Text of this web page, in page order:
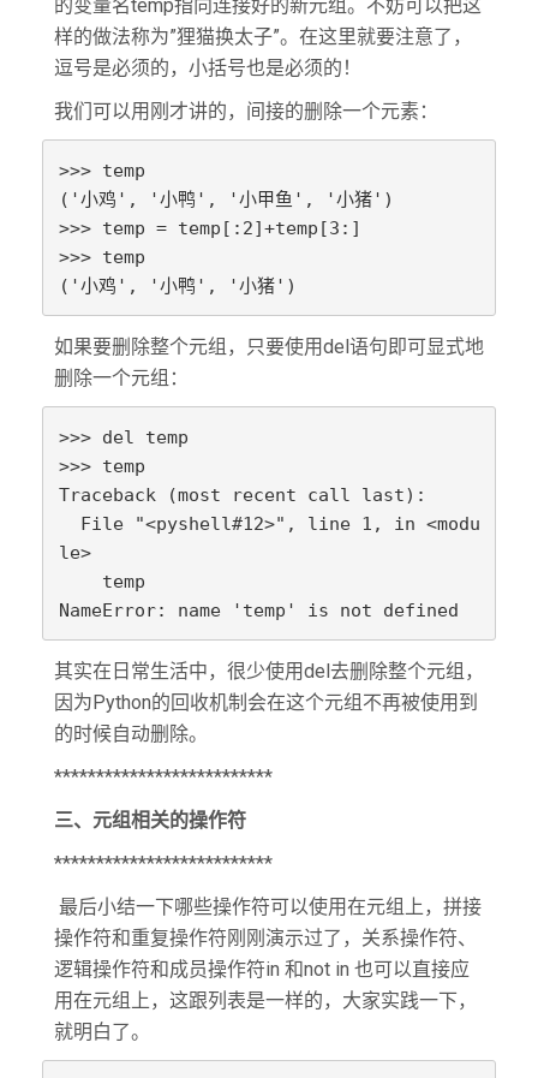
的变量名temp指向连接好的新元组。不妨可以把这
样的做法称为”狸猫换太子”。在这里就要注意了，
逗号是必须的，小括号也是必须的！
我们可以用刚才讲的，间接的删除一个元素：
>>> temp
('小鸡', '小鸭', '小甲鱼', '小猪')
>>> temp = temp[:2]+temp[3:]
>>> temp
('小鸡', '小鸭', '小猪')
如果要删除整个元组，只要使用del语句即可显式地
删除一个元组：
>>> del temp
>>> temp
Traceback (most recent call last):
le>
NameError: name 'temp' is not defined
其实在日常生活中，很少使用del去删除整个元组，
因为Python的回收机制会在这个元组不再被使用到
的时候自动删除。
**************************
三、元组相关的操作符
**************************
最后小结一下哪些操作符可以使用在元组上，拼接
操作符和重复操作符刚刚演示过了，关系操作符、
逻辑操作符和成员操作符in 和not in 也可以直接应
用在元组上，这跟列表是一样的，大家实践一下，
就明白了。